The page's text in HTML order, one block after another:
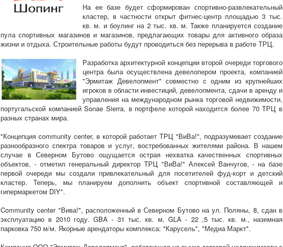
На ее базе будет сформирован спортивно-развлекательный
кластер, в частности открыт фитнес-центр площадью 3 тыс.
кв. м. и боулинг на 2 тыс. кв. м. Также планируется создание
пула спортивных магазинов и магазинов, предлагающих товары для активного образа
жизни и отдыха. Строительные работы будут проводиться без перерыва в работе ТРЦ.
Разработка архитектурной концепции второй очереди торгового
центра была осуществлена девелопером проекта, компанией
"Эрмитаж Девелопмент" совместно с одним из крупнейших
игроков в области инвестиций, девелопмента, сдачи в аренду и
управления на международном рынка торговой недвижимости,
португальской компанией Sonae Sierra, в портфеле которой находится более 70 ТРЦ в
разных странах мира.
"Концепция community center, в которой работает ТРЦ "ВиВа!", подразумевает создание
разнообразного спектра товаров и услуг, востребованных жителями района. В нашем
случае в Северном Бутово ощущается острая нехватка качественных спортивных
объектов, - отметил генеральный директор ТРЦ "ВиВа!" Алексей Ванчугов, - на базе
первой очереди мы создали привлекательный для посетителей фуд-корт и детский
кластер. Теперь, мы планируем дополнить объект спортивной составляющей и
гипермаркетом DIY".
Community center "Вива!", расположенный в Северном Бутово на ул. Поляны, 8, сдан в
эксплуатацию в 2010 году. GBA - 31 тыс. кв. м, GLA - 22 ,5 тыс. кв. м., наземная
парковка 750 м/м. Якорные арендаторы комплекса: "Карусель", "Медиа Маркт".